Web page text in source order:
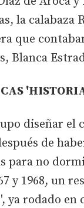
la calabaza
que
Blanca
diseñar el
de
para no
y 1968, un
ya rodado en